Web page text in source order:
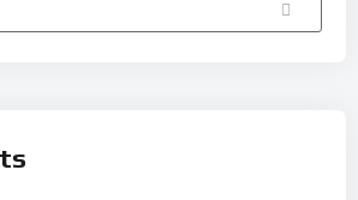
Buscar